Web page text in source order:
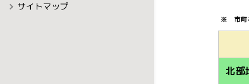
農地売買等事業の
農地中間管理事業
サイトマップ
※ 市町
北部